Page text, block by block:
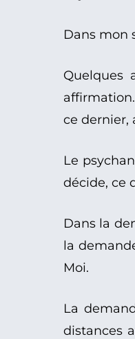
Dans mon
Quelques
ce dernier,
Le
décide, ce
Dans la
la
Moi.
La
distances